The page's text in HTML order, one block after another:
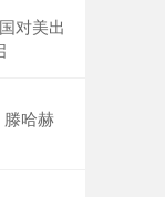
对美出
滕哈赫